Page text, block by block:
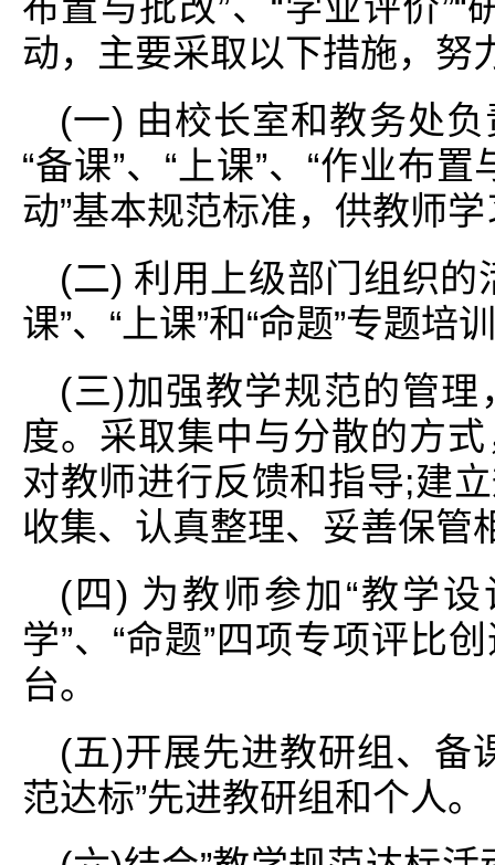
动，主要采取以下措施，努
(一) 由校长室和教务处
“备课”、“上课”、“作业布
动”基本规范标准，供教师
(二) 利用上级部门组织的
课”、“上课”和“命题”专题
(三)加强教学规范的管
度。采取集中与分散的方
对教师进行反馈和指导;建
收集、认真整理、妥善保管
(四) 为教师参加“教学设
学”、“命题”四项专项评比
台。
(五)开展先进教研组、备
范达标”先进教研组和个人。